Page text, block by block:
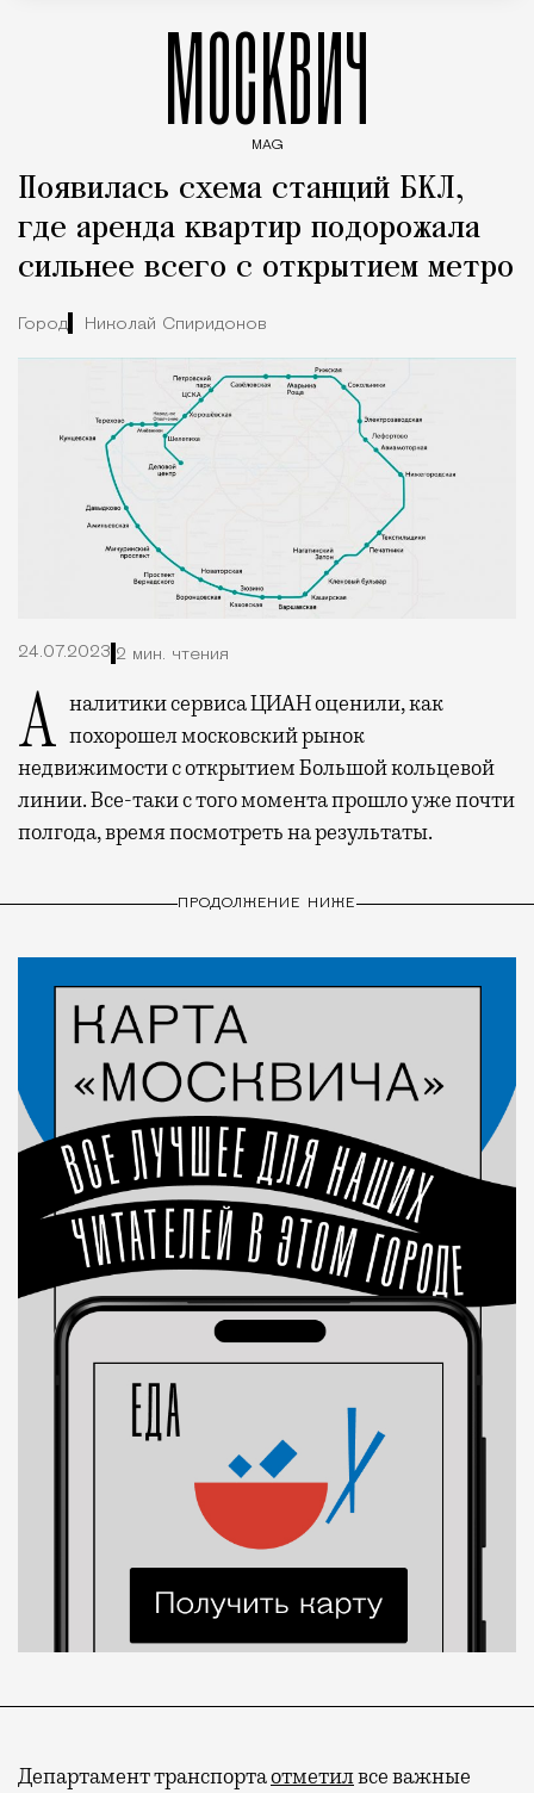
МОСКВИЧ
MAG
Появилась схема станций БКЛ,
где аренда квартир подорожала
сильнее всего с открытием метро
Город Николай Спиридонов
24.07.2023 2 мин. чтения
Аналитики сервиса ЦИАН оценили, как похорошел московский рынок
недвижимости с открытием Большой кольцевой
линии. Все-таки с того момента прошло уже почти
полгода, время посмотреть на результаты.
ПРОДОЛЖЕНИЕ НИЖЕ
Департамент транспортаотметилвсе важные